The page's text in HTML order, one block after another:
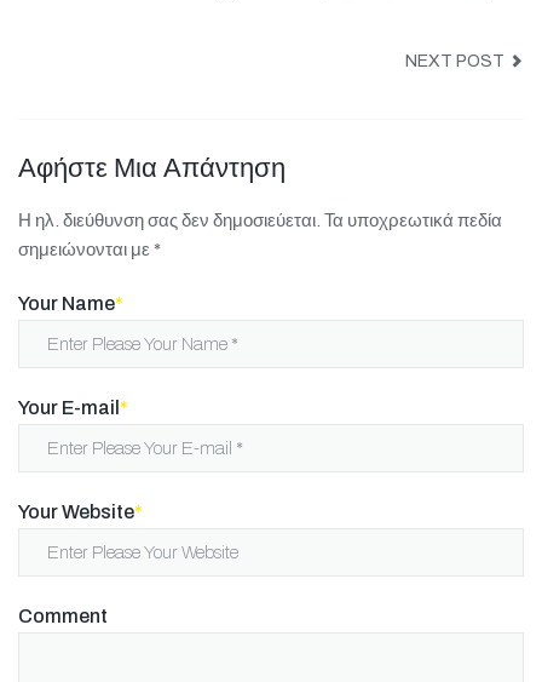
NEXT POST
Αφήστε Μια Απάντηση
Η ηλ. διεύθυνση σας δεν δημοσιεύεται. Τα υποχρεωτικά πεδία
σημειώνονται με*
Your Name*
Your E-mail *
Your Website*
Comment